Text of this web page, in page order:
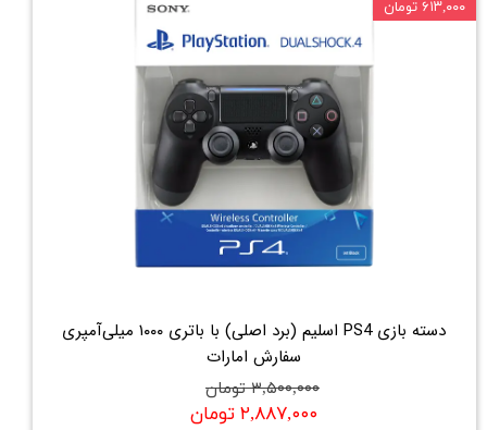
دسته بازی PS4 اسلیم (برد اصلی) با باتری ۱۰۰۰ میلی‌آمپری
سفارش امارات
۳,۵۰۰,۰۰۰ تومان
۲,۸۸۷,۰۰۰ تومان
۶۱۳,۰۰۰ تومان